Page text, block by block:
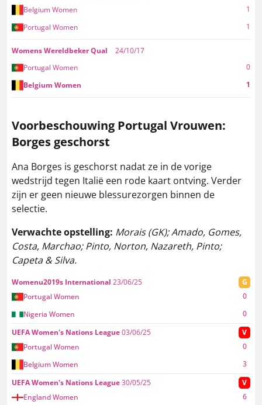
Belgium Women
1
Portugal Women
1
Womens Wereldbeker Qual
24/10/17
Portugal Women
0
Belgium Women
1
Voorbeschouwing Portugal Vrouwen:
Borges geschorst
Ana Borges is geschorst nadat ze in de vorige
wedstrijd tegen Italië een rode kaart ontving. Verder
zijn er geen nieuwe blessurezorgen binnen de
selectie.
Verwachte opstelling: Morais (GK); Amado, Gomes,
Costa, Marchao; Pinto, Norton, Nazareth, Pinto;
Capeta & Silva.
Womenu2019s International 23/06/25 G
Nigeria Women 0
Portugal Women 0
UEFA Women's Nations League03/06/25 V
Belgium Women 3
Portugal Women 0
UEFA Women's Nations League30/05/25
V
England Women
6